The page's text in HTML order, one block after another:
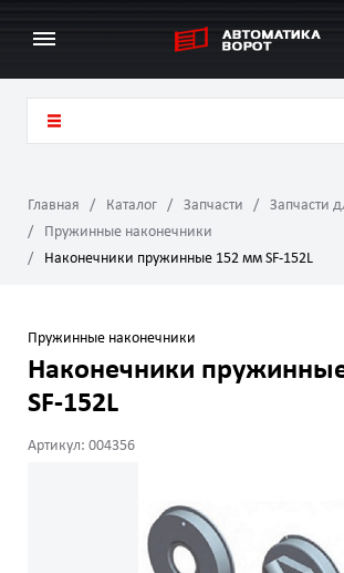
Главная Каталог Запчасти
Запчасти
Пружинные наконечники
Наконечники пружинные 152 мм SF-152L
Пружинные наконечники
Наконечники
SF-152L
Артикул: 004356